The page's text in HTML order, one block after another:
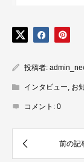
投稿者:
インタビュー, お
コメント: 0